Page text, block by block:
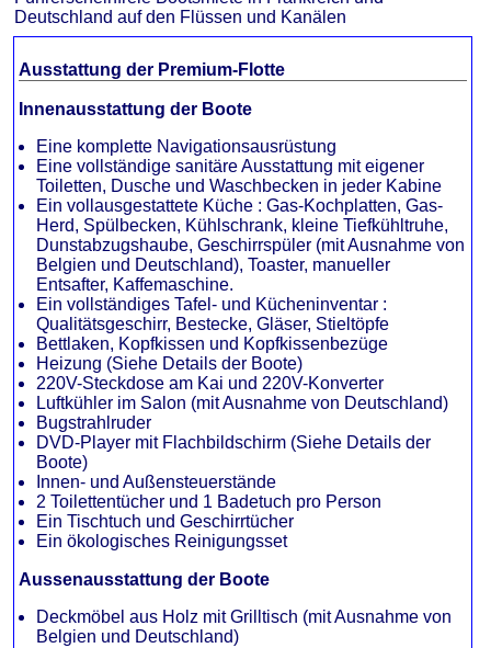
Deutschland auf den Flüssen und Kanälen
Ausstattung der Premium-Flotte
Innenausstattung der Boote
Eine komplette Navigationsausrüstung
Eine vollständige sanitäre Ausstattung mit eigener
Toiletten, Dusche und Waschbecken in jeder Kabine
Ein vollausgestattete Küche : Gas-Kochplatten, Gas-
Herd, Spülbecken, Kühlschrank, kleine Tiefkühltruhe,
Dunstabzugshaube, Geschirrspüler (mit Ausnahme von
Belgien und Deutschland), Toaster, manueller
Entsafter, Kaffemaschine.
Ein vollständiges Tafel- und Kücheninventar :
Qualitätsgeschirr, Bestecke, Gläser, Stieltöpfe
Bettlaken, Kopfkissen und Kopfkissenbezüge
Heizung (Siehe Details der Boote)
220V-Steckdose am Kai und 220V-Konverter
Luftkühler im Salon (mit Ausnahme von Deutschland)
Bugstrahlruder
DVD-Player mit Flachbildschirm (Siehe Details der
Boote)
Innen- und Außensteuerstände
2 Toilettentücher und 1 Badetuch pro Person
Ein Tischtuch und Geschirrtücher
Ein ökologisches Reinigungsset
Aussenausstattung der Boote
Deckmöbel aus Holz mit Grilltisch (mit Ausnahme von
Belgien und Deutschland)